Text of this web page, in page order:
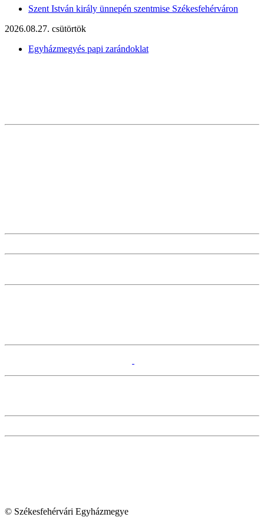
Szent István király ünnepén szentmise Székesfehérváron
2026.08.27. csütörtök
Egyházmegyés papi zarándoklat
© Székesfehérvári Egyházmegye